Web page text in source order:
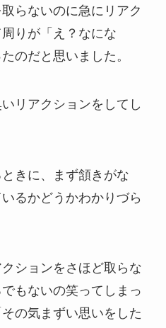
らないのに急にリアク
りが「え？なにな
のだと思いました。
リアクションをしてし
きに、まず頷きがな
るかどうかわかりづら
ションをさほど取らな
もないの笑ってしまっ
の気まずい思いをした